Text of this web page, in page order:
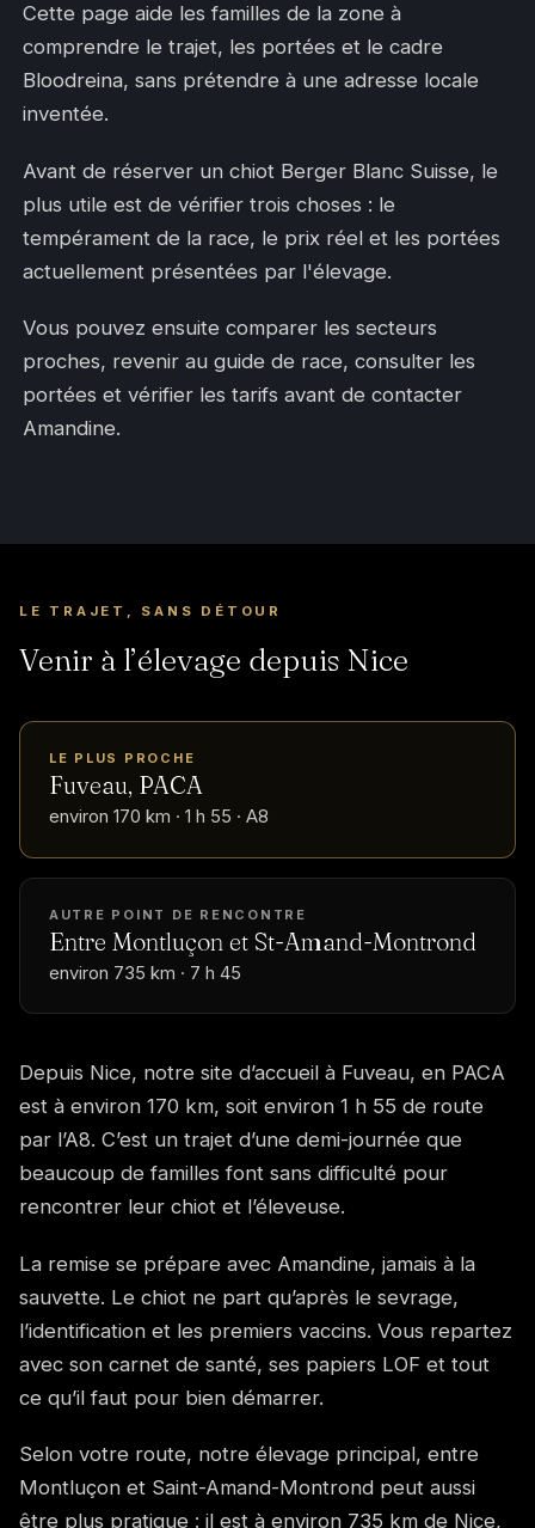
Cette page aide les familles de la zone à
comprendre le trajet, les portées et le cadre
Bloodreina, sans prétendre à une adresse locale
inventée.
Avant de réserver un chiot Berger Blanc Suisse, le
plus utile est de vérifier trois choses : le
tempérament de la race, le prix réel et les portées
actuellement présentées par l'élevage.
Vous pouvez ensuite comparer les secteurs
proches, revenir au guide de race, consulter les
portées et vérifier les tarifs avant de contacter
Amandine.
LE TRAJET, SANS DÉTOUR
Venir à l’élevage depuis Nice
LE PLUS PROCHE
Fuveau, PACA
environ 170 km · 1 h 55 · A8
AUTRE POINT DE RENCONTRE
Entre Montluçon et St-Amand-Montrond
environ 735 km · 7 h 45
Depuis Nice, notre site d’accueil à Fuveau, en PACA
est à environ 170 km, soit environ 1 h 55 de route
par l’A8. C’est un trajet d’une demi-journée que
beaucoup de familles font sans difficulté pour
rencontrer leur chiot et l’éleveuse.
La remise se prépare avec Amandine, jamais à la
sauvette. Le chiot ne part qu’après le sevrage,
l’identification et les premiers vaccins. Vous repartez
avec son carnet de santé, ses papiers LOF et tout
ce qu’il faut pour bien démarrer.
Selon votre route, notre élevage principal, entre
Montluçon et Saint-Amand-Montrond peut aussi
être plus pratique : il est à environ 735 km de Nice,